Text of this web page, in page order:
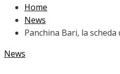
NEWS
Home
News
Panchina Bari, la
News